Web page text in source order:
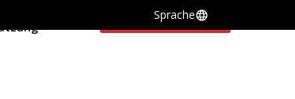
Sprache
Schreib uns einfach